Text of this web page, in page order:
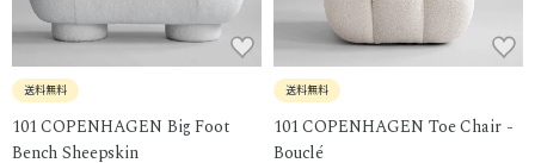
送料無料
101 COPENHAGEN Big Foot
Bench Sheepskin
送料無料
101 COPENHAGEN Toe Chair -
Bouclé